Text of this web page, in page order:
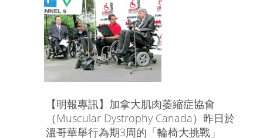
【明報專訊】加拿大肌肉萎縮症協會
（Muscular Dystrophy Canada）昨日於
溫哥華舉行為期3周的「輪椅大挑戰」